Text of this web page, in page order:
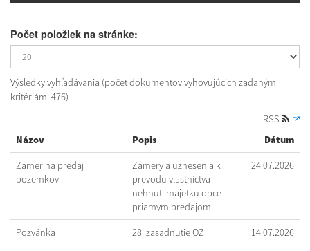
Počet položiek na stránke:
Výsledky vyhľadávania (počet dokumentov vyhovujúcich zadaným
kritériám: 476)
RSS
Názov
Popis Dátum
Zámer na predaj
pozemkov
Zámery a uznesenia k
prevodu vlastníctva
nehnut. majetku obce
priamym predajom
24.07.2026
Pozvánka 28. zasadnutie OZ 14.07.2026